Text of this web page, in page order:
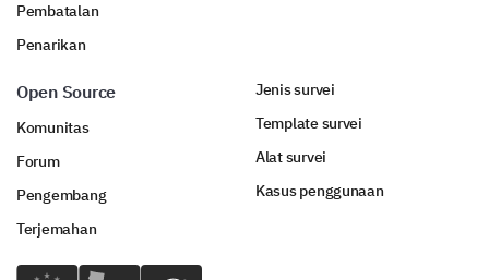
Pembatalan
Penarikan
Open Source
Komunitas
Forum
Pengembang
Terjemahan
Jenis survei
Template survei
Alat survei
Kasus penggunaan